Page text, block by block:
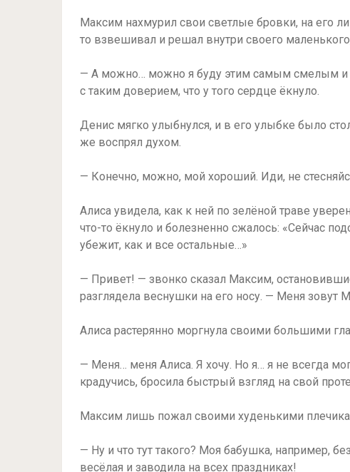
Максим нахмурил свои светлые бровки, на его
то взвешивал и решал внутри своего
— А можно… можно я буду этим самым смелым и
с таким доверием, что у того сердце ёкнуло.
Денис мягко улыбнулся, и в его улыбке было
же воспрял духом.
— Конечно, можно, мой хороший. Иди, не
Алиса увидела, как к ней по зелёной траве
что-то ёкнуло и болезненно сжалось: «Сейчас
убежит, как и все остальные…»
— Привет! — звонко сказал Максим,
разглядела веснушки на его носу. — Меня зовут
Алиса растерянно моргнула своими большими
— Меня… меня Алиса. Я хочу. Но я… я не всегда
крадучись, бросила быстрый взгляд на свой
Максим лишь пожал своими худенькими
— Ну и что тут такого? Моя бабушка, например,
весёлая и заводила на всех праздниках!